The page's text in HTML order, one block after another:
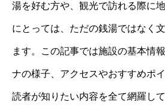
湯を好む方や、観光で訪れる際に
にとっては、ただの銭湯ではなく
ます。この記事では施設の基本情
ナの様子、アクセスやおすすめポ
読者が知りたい内容を全て網羅し